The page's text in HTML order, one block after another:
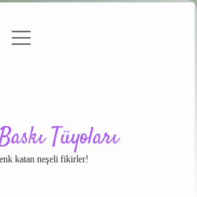
menüyü
Tüyoları
katan neşeli fikirler!